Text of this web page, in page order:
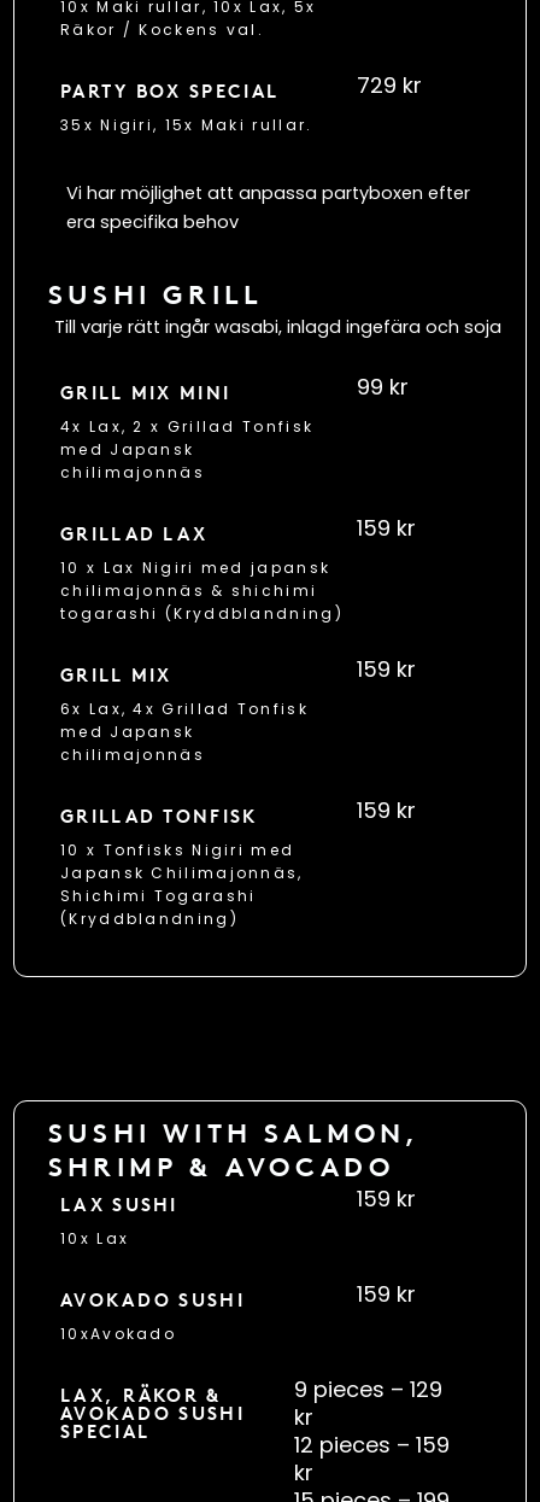
10x Maki rullar, 10x Lax, 5x
Räkor / Kockens val.
PARTY BOX SPECIAL
35x Nigiri, 15x Maki rullar.
729 kr
Vi har möjlighet att anpassa partyboxen efter
era specifika behov
SUSHI GRILL
Till varje rätt ingår wasabi, inlagd ingefära och soja
GRILL MIX MINI
4x Lax, 2 x Grillad Tonfisk
med Japansk
chilimajonnäs
99 kr
GRILLAD LAX
10 x Lax Nigiri med japansk
chilimajonnäs & shichimi
togarashi (Kryddblandning)
159 kr
GRILL MIX
6x Lax, 4x Grillad Tonfisk
med Japansk
chilimajonnäs
159 kr
GRILLAD TONFISK
10 x Tonfisks Nigiri med
Japansk Chilimajonnäs,
Shichimi Togarashi
(Kryddblandning)
159 kr
SUSHI WITH SALMON,
SHRIMP & AVOCADO
LAX SUSHI
10x Lax
159 kr
AVOKADO SUSHI
10xAvokado
159 kr
LAX, RÄKOR &
AVOKADO SUSHI
SPECIAL
9 pieces – 129
kr
12 pieces – 159
kr